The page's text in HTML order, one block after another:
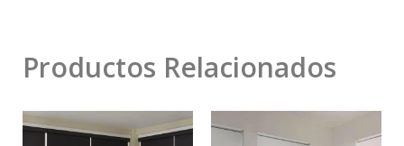
Productos Relacionados